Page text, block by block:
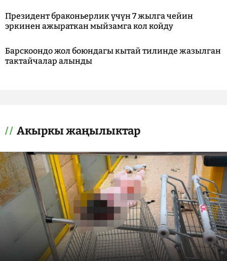
Президент браконьерлик үчүн 7 жылга чейин
эркинен ажыраткан мыйзамга кол койду
Барскоондо жол боюндагы кытай тилинде жазылган
тактайчалар алынды
Акыркы жаңылыктар